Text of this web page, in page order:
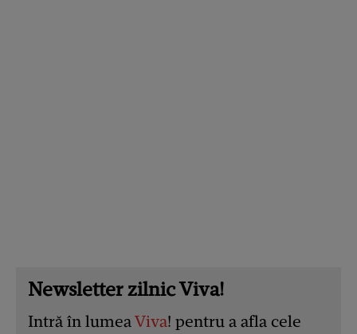
Newsletter zilnic Viva!
Intră în lumeaViva! pentru a afla cele